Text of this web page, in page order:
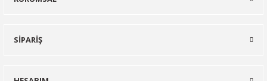
SİPARİŞ